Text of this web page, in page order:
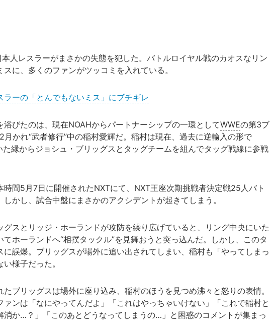
人レスラーがまさかの失態を犯した。バトルロイヤル戦のカオスなリン
に、多くのファンがツッコミを入れている。
ラーの「とんでもないミス」にブチギレ
びたのは、現在NOAHからパートナーシップの一環としてWWEの第3ブ
月かれ“武者修行”中の稲村愛輝だ。稲村は現在、過去に逆輸入の形で
た縁からジョシュ・ブリッグスとタッグチームを組んでタッグ戦線に参戦
間5月7日に開催されたNXTにて、NXT王座次期挑戦者決定戦25人バト
かし、試合中盤にまさかのアクシデントが起きてしまう。
スとリッジ・ホーランドが攻防を繰り広げていると、リング中央にいた
ホーランドへ“相撲タックル”を見舞おうと突っ込んだ。しかし、このタ
に誤爆。ブリッグスが場外に追い出されてしまい、稲村も「やってしまっ
様子だった。
ブリッグスは場外に座り込み、稲村のほうを見つめ沸々と怒りの表情。
ァンは「なにやってんだよ」「これはやっちゃいけない」「これで稲村と
消か…？」「このあとどうなってしまうの…」と困惑のコメントが集まっ